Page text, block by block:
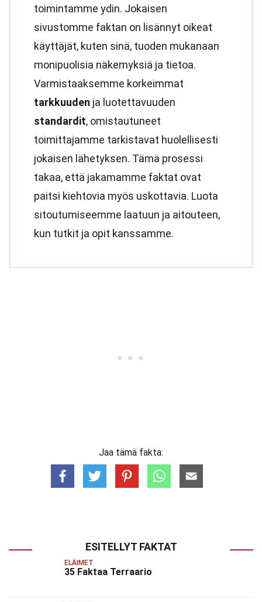
toimintamme ydin. Jokaisen
sivustomme faktan on lisännyt oikeat
käyttäjät, kuten sinä, tuoden mukanaan
monipuolisia näkemyksiä ja tietoa.
Varmistaaksemme korkeimmat
tarkkuuden ja luotettavuuden
standardit, omistautuneet
toimittajamme tarkistavat huolellisesti
jokaisen lähetyksen. Tämä prosessi
takaa, että jakamamme faktat ovat
paitsi kiehtovia myös uskottavia. Luota
sitoutumiseemme laatuun ja aitouteen,
kun tutkit ja opit kanssamme.
Jaa tämä fakta:
ESITELLYT FAKTAT
ELÄIMET
35 Faktaa Terraario